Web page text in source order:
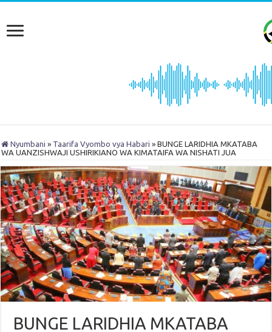
Nyumbani » Taarifa Vyombo vya Habari » BUNGE LARIDHIA MKATABA
WA UANZISHWAJI USHIRIKIANO WA KIMATAIFA WA NISHATI JUA
BUNGE LARIDHIA MKATABA